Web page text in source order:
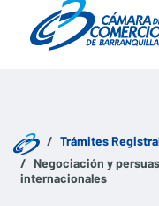
Trámites
Negociación y
internacionales